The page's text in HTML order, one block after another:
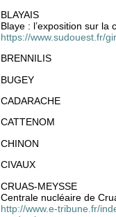
BLAYAIS
Blaye : l’exposition sur la
https://www.sudouest.fr/
BRENNILIS
BUGEY
CADARACHE
CATTENOM
CHINON
CIVAUX
CRUAS-MEYSSE
Centrale nucléaire de
http://www.e-tribune.fr/